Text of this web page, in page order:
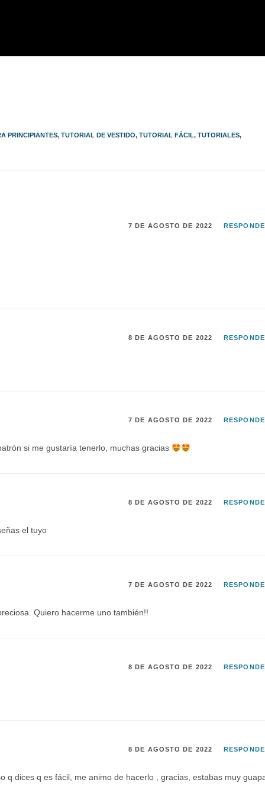
PRINCIPIANTES, TUTORIAL DE VESTIDO, TUTORIAL FÁCIL, TUTORIALES,
7 DE AGOSTO DE 2022
8 DE AGOSTO DE 2022
7 DE AGOSTO DE 2022
si me gustaría tenerlo, muchas gracias
8 DE AGOSTO DE 2022
el tuyo
7 DE AGOSTO DE 2022
Quiero hacerme uno también!!
8 DE AGOSTO DE 2022
8 DE AGOSTO DE 2022
q dices q es fácil, me animo de hacerlo , gracias, estabas muy